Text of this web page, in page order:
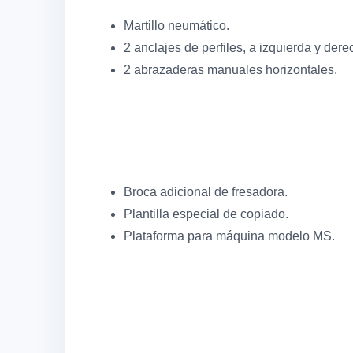
Martillo neumático.
2 anclajes de perfiles, a izquierda y
2 abrazaderas manuales horizontales.
Broca adicional de fresadora.
Plantilla especial de copiado.
Plataforma para máquina modelo MS.